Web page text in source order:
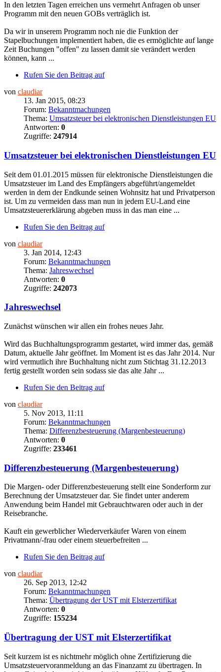
In den letzten Tagen erreichen uns vermehrt Anfragen ob unser
Programm mit den neuen GOBs verträglich ist.
Da wir in unserem Programm noch nie die Funktion der
Stapelbuchungen implementiert haben, die es ermöglichte auf lange
Zeit Buchungen "offen" zu lassen damit sie verändert werden
können, kann ...
Rufen Sie den Beitrag auf
von claudiar
13. Jan 2015, 08:23
Forum: Bekanntmachungen
Thema: Umsatzsteuer bei elektronischen Dienstleistungen EU
Antworten: 0
Zugriffe: 247914
Umsatzsteuer bei elektronischen Dienstleistungen EU
Seit dem 01.01.2015 müssen für elektronische Dienstleistungen die
Umsatzsteuer im Land des Empfängers abgeführt/angemeldet
werden in dem der Endkunde seinen Wohnsitz hat und Privatperson
ist. Um zu vermeiden dass man nun in jedem EU-Land eine
Umsatzsteuererklärung abgeben muss in das man eine ...
Rufen Sie den Beitrag auf
von claudiar
3. Jan 2014, 12:43
Forum: Bekanntmachungen
Thema: Jahreswechsel
Antworten: 0
Zugriffe: 242073
Jahreswechsel
Zunächst wünschen wir allen ein frohes neues Jahr.
Wird das Buchhaltungsprogramm gestartet, wird immer das, gemäß
Datum, aktuelle Jahr geöffnet. Im Moment ist es das Jahr 2014. Nur
wird vermutlich ihre Buchhaltung nicht zum Stichtag 31.12.2013
fertig gestellt worden sein sodass sie das alte Jahr ...
Rufen Sie den Beitrag auf
von claudiar
5. Nov 2013, 11:11
Forum: Bekanntmachungen
Thema: Differenzbesteuerung (Margenbesteuerung)
Antworten: 0
Zugriffe: 233461
Differenzbesteuerung (Margenbesteuerung)
Die Margen- oder Differenzbesteuerung stellt eine Sonderform zur
Berechnung der Umsatzsteuer dar. Sie findet unter anderem
Anwendung beim Handel mit Gebrauchtwaren oder auch in der
Reisebranche.
Kauft ein gewerblicher Wiederverkäufer Waren von einem
Privatmann/-frau oder einem steuerbefreiten ...
Rufen Sie den Beitrag auf
von claudiar
26. Sep 2013, 12:42
Forum: Bekanntmachungen
Thema: Übertragung der UST mit Elsterzertifikat
Antworten: 0
Zugriffe: 155234
Übertragung der UST mit Elsterzertifikat
Seit kurzem ist es nichtmehr möglich ohne Zertifizierung die
Umsatzsteuervoranmeldung an das Finanzamt zu übertragen. In